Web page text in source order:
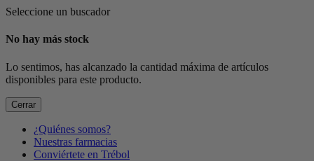
Seleccione un buscador
No hay más stock
Lo sentimos, has alcanzado la cantidad máxima de artículos
disponibles para este producto.
Cerrar
¿Quiénes somos?
Nuestras farmacias
Conviértete en Trébol